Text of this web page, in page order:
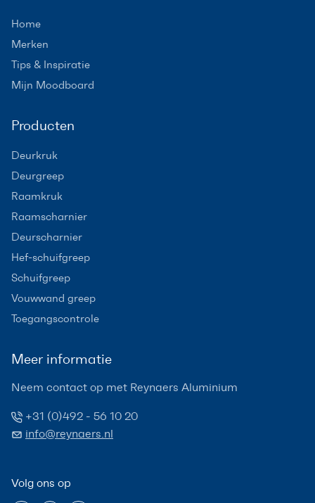
Home
Merken
Tips & Inspiratie
Mijn Moodboard
Producten
Deurkruk
Deurgreep
Raamkruk
Raamscharnier
Deurscharnier
Hef-schuifgreep
Schuifgreep
Vouwwand greep
Toegangscontrole
Meer informatie
Neem contact op met Reynaers Aluminium
+31 (0)492 - 56 10 20
info@reynaers.nl
Volg ons op